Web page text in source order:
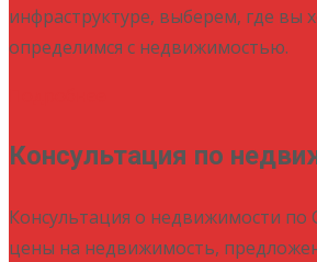
инфраструктуре, выберем, где вы
определимся с недвижимостью.
Консультация по
Консультация о недвижимости по
цены на недвижимость,